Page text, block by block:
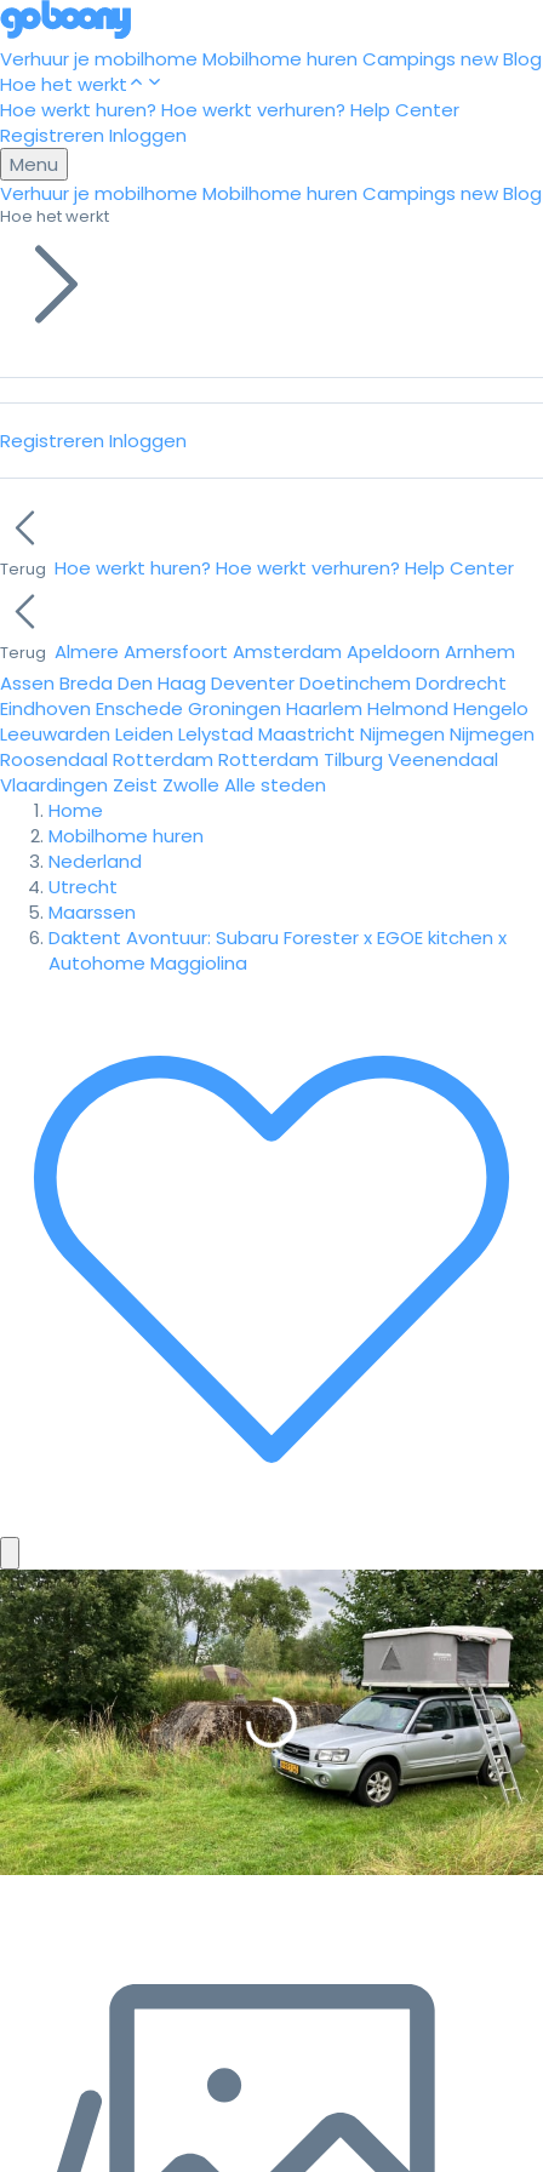
Verhuur je mobilhome Mobilhome huren Campings newBlog
Hoe het werkt
Hoe werkt huren? Hoe werkt verhuren? Help Center
Registreren Inloggen
Menu
Verhuur je mobilhome Mobilhome huren Campings newBlog
Hoe het werkt
Registreren Inloggen
Terug Hoe werkt huren? Hoe werkt verhuren? Help Center
Terug Almere Amersfoort Amsterdam Apeldoorn Arnhem
Assen Breda Den Haag DeventerDoetinchem Dordrecht
Eindhoven Enschede Groningen Haarlem Helmond Hengelo
Leeuwarden Leiden Lelystad Maastricht Nijmegen Nijmegen
Roosendaal Rotterdam Rotterdam Tilburg Veenendaal
Vlaardingen Zeist Zwolle Alle steden
Home
Mobilhome huren
Nederland
Utrecht
Maarssen
Daktent Avontuur: Subaru Forester x EGOE kitchen x
Autohome Maggiolina